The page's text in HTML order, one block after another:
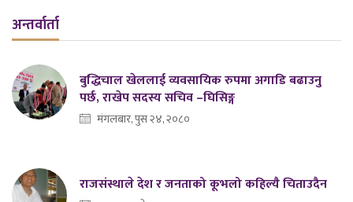
अन्तर्वार्ता
बुद्धिचाल खेललाई व्यवसायिक रुपमा अगाडि बढाउनु
पर्छ, राखेप सदस्य सचिव –घिसिङ्ग
मंगलबार, पुस २४, २०८०
राजसंस्थाले देश र जनताको कूभलो कहिल्यै चिताउदैन